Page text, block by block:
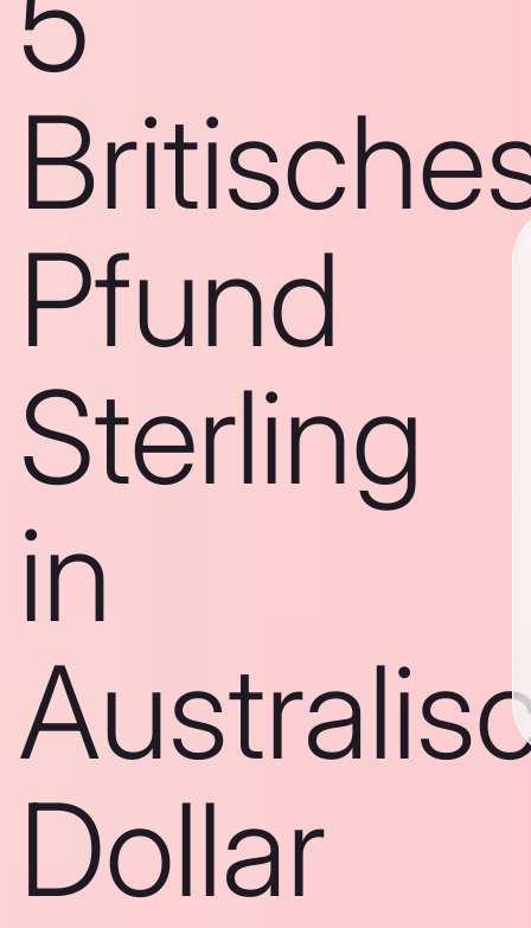
Pfund
Sterling
in
Dollar